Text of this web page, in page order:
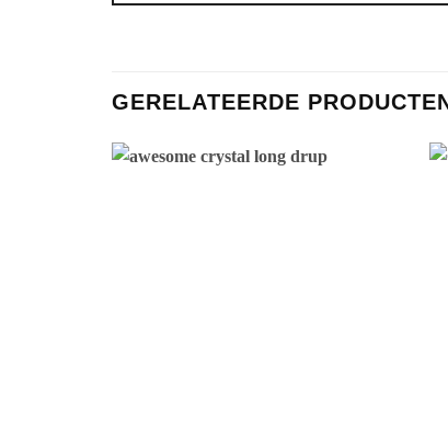
GERELATEERDE